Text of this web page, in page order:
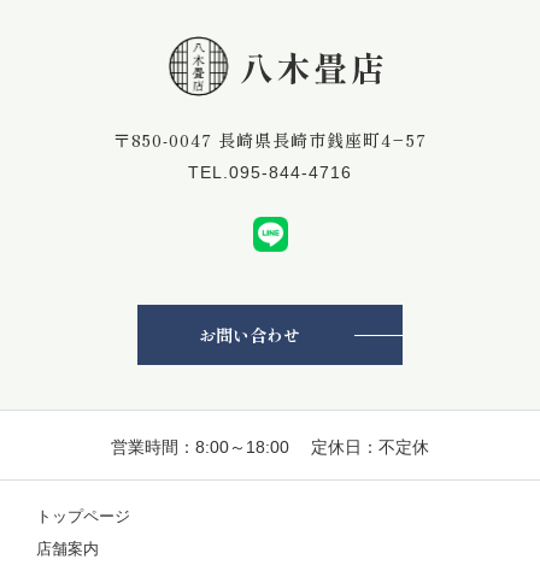
〒850-0047 長崎県長崎市銭座町4−57
TEL.095-844-4716
お問い合わせ
営業時間：8:00～18:00 定休日：不定休
トップページ
店舗案内